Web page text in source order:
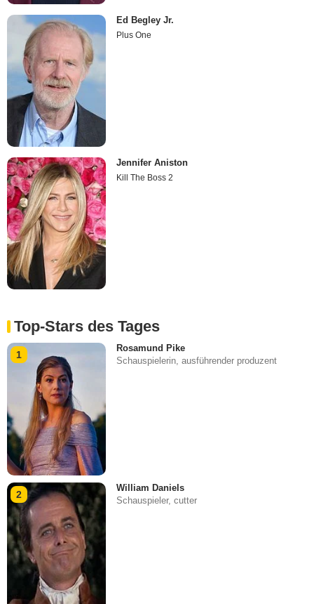
Ed Begley Jr.
Plus One
Jennifer Aniston
Kill The Boss 2
Top-Stars des Tages
1
Rosamund Pike
Schauspielerin, ausführender produzent
2
William Daniels
Schauspieler, cutter